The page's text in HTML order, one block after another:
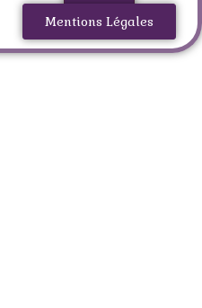
Mentions Légales